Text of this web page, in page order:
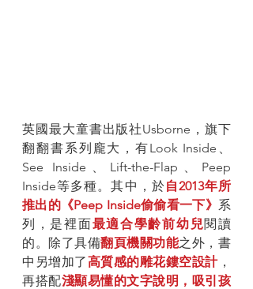
英國最大童書出版社Usborne，旗下
翻翻書系列龐大，有Look Inside、
See Inside、Lift-the-Flap、Peep
Inside等多種。其中，於自2013年所
推出的《Peep Inside偷偷看一下》 系
列，是裡面最適合學齡前幼兒閱讀
的。除了具備翻頁機關功能之外，書
中另增加了高質感的雕花鏤空設計 ，
再搭配淺顯易懂的文字說明，吸引孩